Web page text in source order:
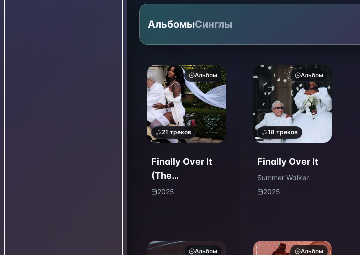
АльбомыСинглы
Альбом
21 треков
Finally Over It
(The
Afterparty)
2025
Альбом
18 треков
Finally Over It
Summer Walker
2025
Альбом Альбом